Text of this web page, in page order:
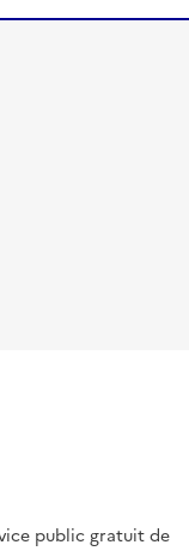
public gratuit de